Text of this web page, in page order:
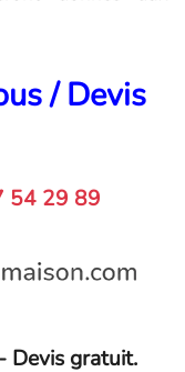
/ Devis
54 29 89
Devis gratuit.